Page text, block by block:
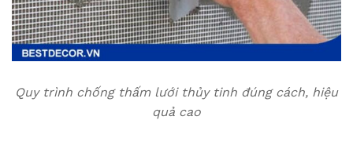
Quy trình chống thấm lưới thủy tinh đúng cách, hiệu
quả cao